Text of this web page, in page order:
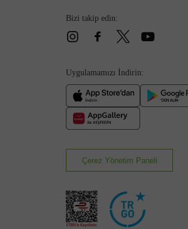
Bizi takip edin:
Uygulamamızı İndirin:
Çerez Yönetim Paneli